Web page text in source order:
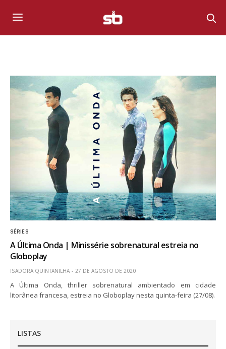
SÉRIES
A Última Onda | Minissérie sobrenatural estreia no
Globoplay
ISADORA QUINTANILHA 27 DE AGOSTO DE 2020
A Última Onda, thriller sobrenatural ambientado em cidade
litorânea francesa, estreia no Globoplay nesta quinta-feira (27/08).
LISTAS